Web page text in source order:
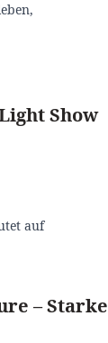
Show
auf
– Starke